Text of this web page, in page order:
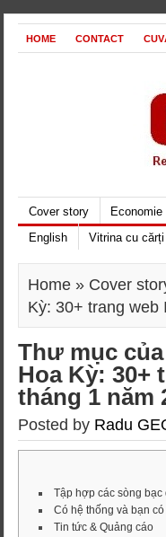
HOME CONTACT
Cover story Economie
English
Vitrina cu cărți
Home » Cover
Kỳ: 30+ trang
Thư mục
Hoa Kỳ: 30+
tháng 1 năm
Posted by Radu
Tập hợp các sòng
Có hệ thống và bạn
Tin tức & Quảng cáo